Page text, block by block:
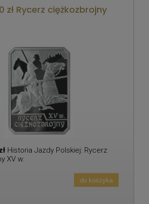
zł Rycerz ciężkozbrojny
Historia Jazdy Polskiej: Rycerz
XV w.
do koszyka